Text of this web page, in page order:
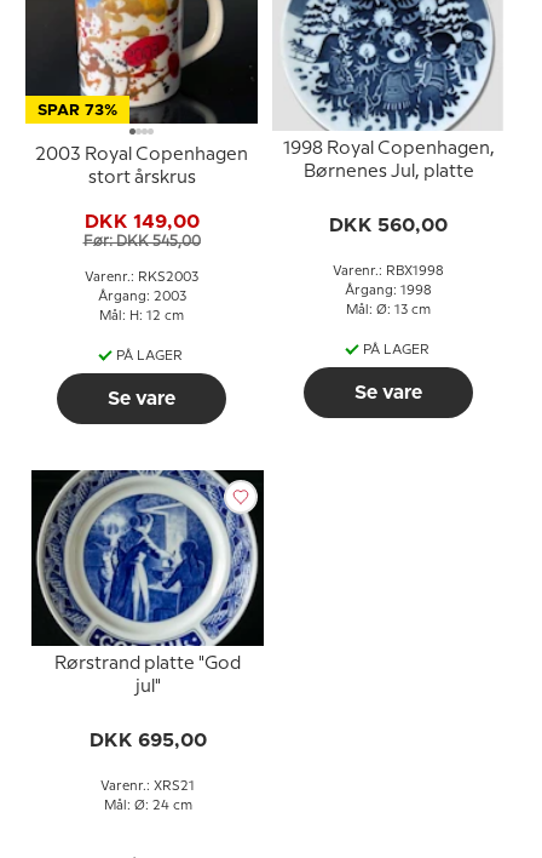
SPAR 73%
2003 Royal Copenhagen
stort årskrus
DKK 149,00
Før: DKK 545,00
Varenr.: RKS2003
Årgang: 2003
Mål: H: 12 cm
PÅ LAGER
Se vare
1998 Royal Copenhagen,
Børnenes Jul, platte
DKK 560,00
Varenr.: RBX1998
Årgang: 1998
Mål: Ø: 13 cm
PÅ LAGER
Se vare
Rørstrand platte "God
jul"
DKK 695,00
Varenr.: XRS21
Mål: Ø: 24 cm